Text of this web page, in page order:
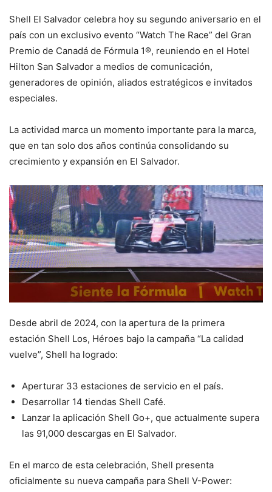
Shell El Salvador celebra hoy su segundo aniversario en el
país con un exclusivo evento “Watch The Race” del Gran
Premio de Canadá de Fórmula 1®, reuniendo en el Hotel
Hilton San Salvador a medios de comunicación,
generadores de opinión, aliados estratégicos e invitados
especiales.
La actividad marca un momento importante para la marca,
que en tan solo dos años continúa consolidando su
crecimiento y expansión en El Salvador.
Desde abril de 2024, con la apertura de la primera
estación Shell Los, Héroes bajo la campaña “La calidad
vuelve”, Shell ha logrado:
Aperturar 33 estaciones de servicio en el país.
Desarrollar 14 tiendas Shell Café.
Lanzar la aplicación Shell Go+, que actualmente supera
las 91,000 descargas en El Salvador.
En el marco de esta celebración, Shell presenta
oficialmente su nueva campaña para Shell V-Power: